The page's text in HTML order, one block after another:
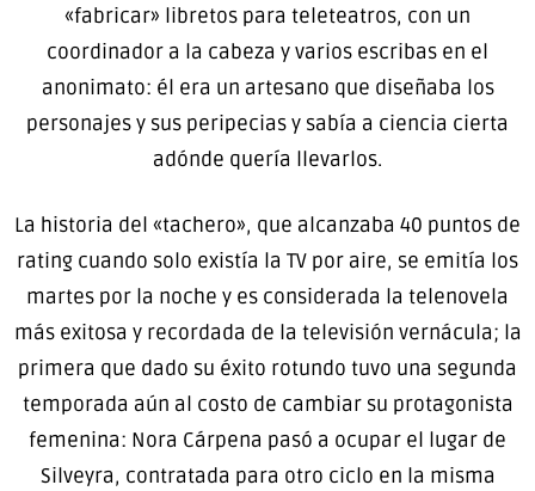
«fabricar» libretos para teleteatros, con un
coordinador a la cabeza y varios escribas en el
anonimato: él era un artesano que diseñaba los
personajes y sus peripecias y sabía a ciencia cierta
adónde quería llevarlos.
La historia del «tachero», que alcanzaba 40 puntos de
rating cuando solo existía la TV por aire, se emitía los
martes por la noche y es considerada la telenovela
más exitosa y recordada de la televisión vernácula; la
primera que dado su éxito rotundo tuvo una segunda
temporada aún al costo de cambiar su protagonista
femenina: Nora Cárpena pasó a ocupar el lugar de
Silveyra, contratada para otro ciclo en la misma